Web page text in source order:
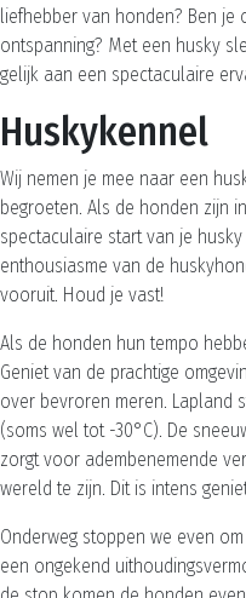
liefhebber van honden? Ben je
ontspanning? Met een husky
gelijk aan een spectaculaire
Huskykennel
Wij nemen je mee naar een
begroeten. Als de honden zijn
spectaculaire start van je
enthousiasme van de
vooruit. Houd je vast!
Als de honden hun tempo
Geniet van de prachtige
over bevroren meren. Lapland
(soms wel tot -30°C). De
zorgt voor adembenemende
wereld te zijn. Dit is intens
Onderweg stoppen we even
een ongekend